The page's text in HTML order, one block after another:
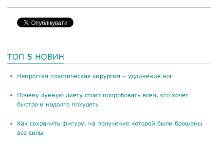
ТОП 5 НОВИН
​Непростая пластическая хирургия – удлинение ног
Почему лунную диету стоит попробовать всем, кто хочет
быстро и надолго похудеть
Как сохранить фигуру, на получение которой были брошены
все силы